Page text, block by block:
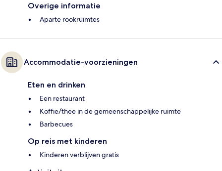
Overige informatie
Aparte rookruimtes
Accommodatie-voorzieningen
Eten en drinken
Een restaurant
Koffie/thee in de gemeenschappelijke ruimte
Barbecues
Op reis met kinderen
Kinderen verblijven gratis